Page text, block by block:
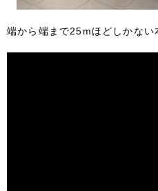
端から端まで25mほどしかな